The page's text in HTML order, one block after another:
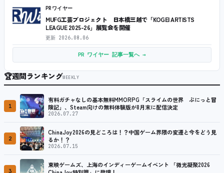
PRワイヤー
MUFG工芸プロジェクト 日本橋三越で「KOGEI ARTISTS
LEAGUE 2025-26」展覧会を開催
更新 2026.08.06
PR ワイヤー 記事一覧へ →
🏆週間ランキングWEEKLY
1
有料ガチャなしの基本無料MMORPG「スライムの世界 ぷにっと冒
険記」、Steam向けの無料体験版が8月末に配信決定
2026.07.27
2
ChinaJoy2026の見どころは！？中国ゲーム界隈の変遷と今をどう見
るか！？
2026.07.15
3
東映ゲームズ、上海のインディーゲームイベント 「微光凝聚2026